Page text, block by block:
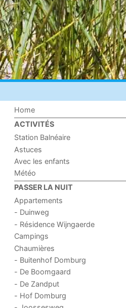
Home
ACTIVITÉS
Station Balnéaire
Astuces
Avec les enfants
Météo
PASSER LA NUIT
Appartements
- Duinweg
- Résidence Wijngaerde
Campings
Chaumières
- Buitenhof Domburg
- De Boomgaard
- De Zandput
- Hof Domburg